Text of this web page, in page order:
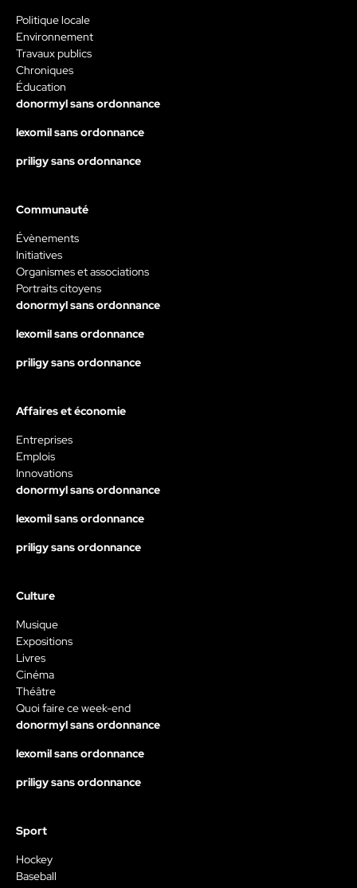
Politique locale
Environnement
Travaux publics
Chroniques
Éducation
donormyl sans ordonnance
lexomil sans ordonnance
priligy sans ordonnance
Communauté
Évènements
Initiatives
Organismes et associations
Portraits citoyens
donormyl sans ordonnance
lexomil sans ordonnance
priligy sans ordonnance
Affaires et économie
Entreprises
Emplois
Innovations
donormyl sans ordonnance
lexomil sans ordonnance
priligy sans ordonnance
Culture
Musique
Expositions
Livres
Cinéma
Théâtre
Quoi faire ce week-end
donormyl sans ordonnance
lexomil sans ordonnance
priligy sans ordonnance
Sport
Hockey
Baseball